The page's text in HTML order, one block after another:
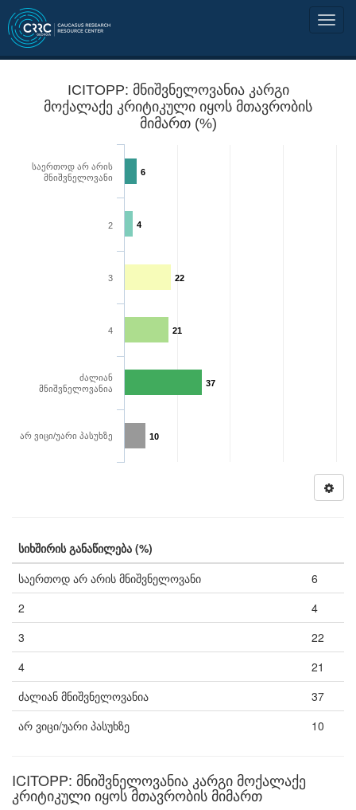
ICITOPP: მნიშვნელოვანია კარგი
მოქალაქე კრიტიკული იყოს მთავრობის
მიმართ (%)
6
4
22
21
37
10
საერთოდ არ არის
მნიშვნელოვანი
2
3
4
ძალიან
მნიშვნელოვანია
არ ვიცი/უარი პასუხზე
სიხშირის განაწილება (%)
საერთოდ არ არის მნიშვნელოვანი
6
2
4
3
22
4
21
ძალიან მნიშვნელოვანია
37
არ ვიცი/უარი პასუხზე
10
ICITOPP: მნიშვნელოვანია კარგი მოქალაქე
კრიტიკული იყოს მთავრობის მიმართ